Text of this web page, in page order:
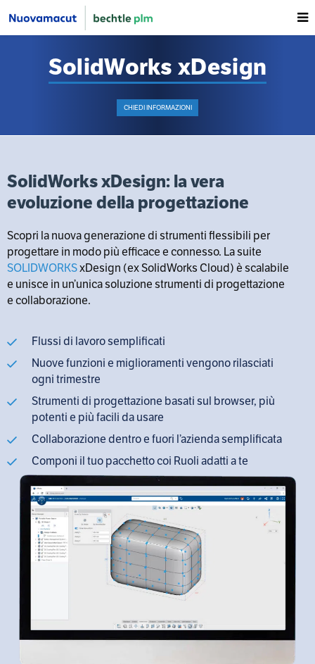
SolidWorks xDesign
CHIEDI INFORMAZIONI
SolidWorks xDesign: la vera
evoluzione della progettazione
Scopri la nuova generazione di strumenti flessibili per
progettare in modo più efficace e connesso. La suite
SOLIDWORKSxDesign (ex SolidWorks Cloud) è scalabile
e unisce in un’unica soluzione strumenti di progettazione
e collaborazione.
Flussi di lavoro semplificati
Nuove funzioni e miglioramenti vengono rilasciati
ogni trimestre
Strumenti di progettazione basati sul browser, più
potenti e più facili da usare
Collaborazione dentro e fuori l’azienda semplificata
Componi il tuo pacchetto coi Ruoli adatti a te